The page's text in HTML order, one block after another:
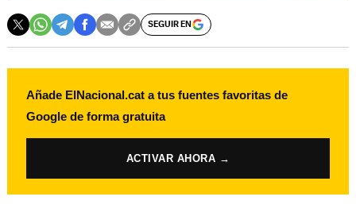
SEGUIR EN
Añade ElNacional.cat a tus fuentes favoritas de
Google de forma gratuita
ACTIVAR AHORA →